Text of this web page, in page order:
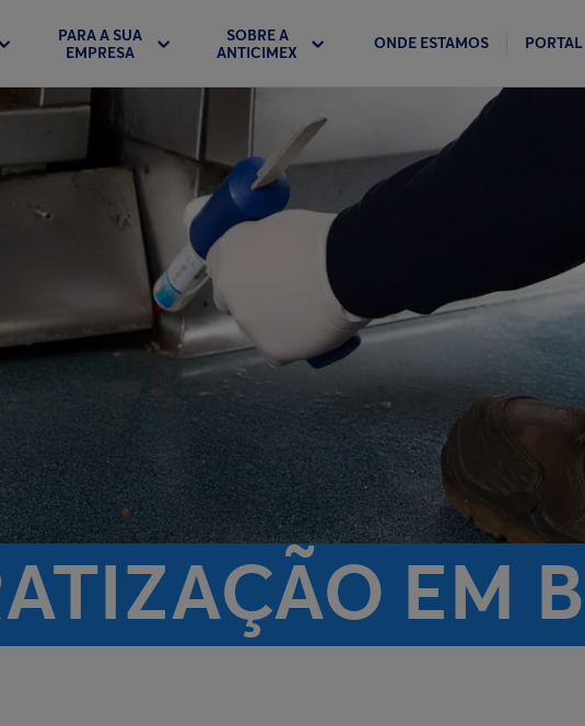
PARA A SUA
EMPRESA
SOBRE A
ANTICIMEX
ONDE ESTAMOS
EM